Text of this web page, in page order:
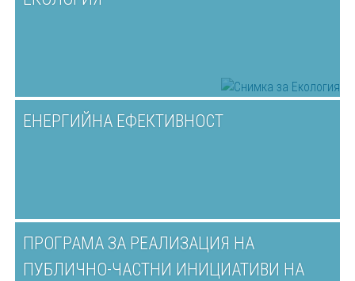
ЕНЕРГИЙНА ЕФЕКТИВНОСТ
ПРОГРАМА ЗА РЕАЛИЗАЦИЯ НА
ПУБЛИЧНО-ЧАСТНИ ИНИЦИАТИВИ НА